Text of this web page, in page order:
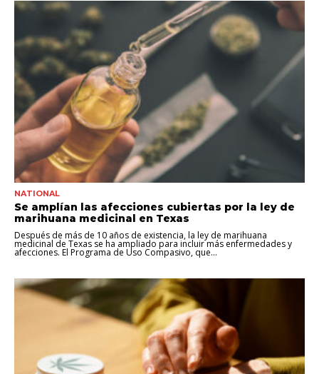
NATIONAL
Se amplían las afecciones cubiertas por la ley de
marihuana medicinal en Texas
Después de más de 10 años de existencia, la ley de marihuana
medicinal de Texas se ha ampliado para incluir más enfermedades y
afecciones. El Programa de Uso Compasivo, que...